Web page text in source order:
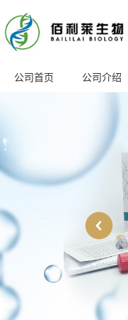
公司首页 公司介绍